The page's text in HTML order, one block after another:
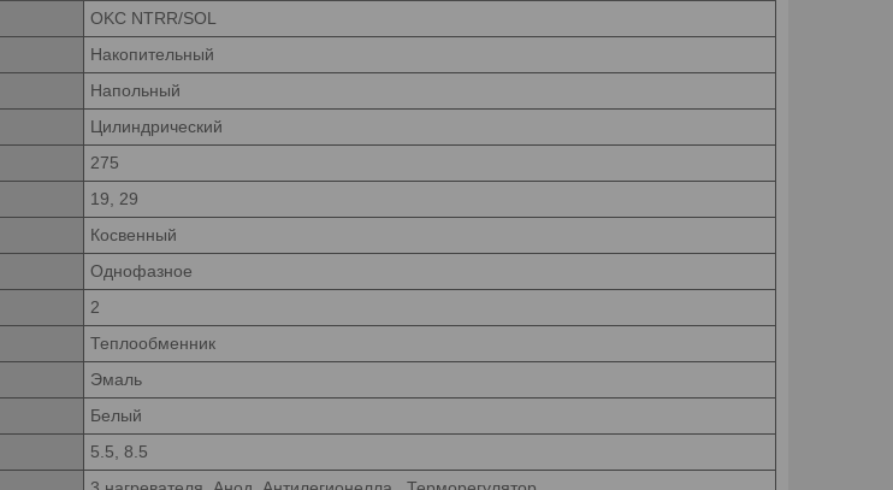
OKC NTRR/SOL
Накопительный
Напольный
Цилиндрический
275
19, 29
Косвенный
Однофазное
2
Теплообменник
Эмаль
Белый
5.5, 8.5